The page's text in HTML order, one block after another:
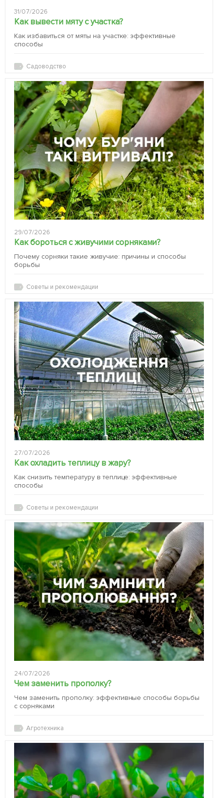
31/07/2026
Как вывести мяту с участка?
Как избавиться от мяты на участке: эффективные
способы
Садоводство
29/07/2026
Как бороться с живучими сорняками?
Почему сорняки такие живучие: причины и способы
борьбы
Советы и рекомендации
27/07/2026
Как охладить теплицу в жару?
Как снизить температуру в теплице: эффективные
способы
Советы и рекомендации
24/07/2026
Чем заменить прополку?
Чем заменить прополку: эффективные способы борьбы
с сорняками
Агротехника